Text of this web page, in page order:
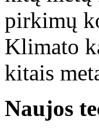
pirkimų
Klimato
kitais
Naujos